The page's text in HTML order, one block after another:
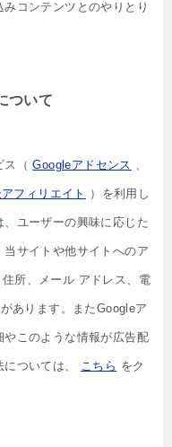
コンテンツとのやりとり
ついて
ス（Googleアドセンス 、
フィリエイト ）を利用し
ユーザーの興味に応じた
サイトや他サイトへのア
所、メール アドレス、電
あります。またGoogleア
やこのような情報が広告配
ついては、 こちら をク